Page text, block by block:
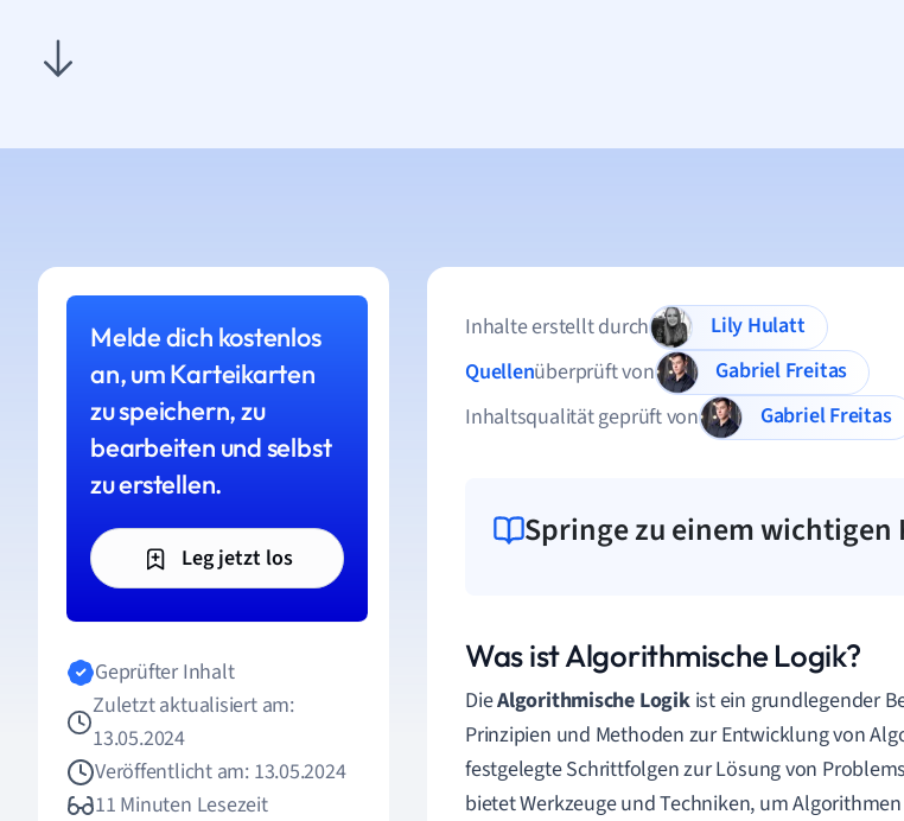
Melde dich kostenlos
an, um Karteikarten
zu speichern, zu
bearbeiten und selbst
zu erstellen.
Leg jetzt los
Geprüfter Inhalt
Zuletzt aktualisiert am:
13.05.2024
Veröffentlicht am: 13.05.2024
11 Minuten Lesezeit
Inhalte erstellt durch
Lily Hulatt
Quellenüberprüft von
Gabriel Freitas
Inhaltsqualität geprüft von
Gabriel Freitas
Springe zu einem wichtigen
Was ist Algorithmische Logik?
DieAlgorithmische Logikist ein grundlegender
Prinzipien und Methoden zur Entwicklung von
festgelegte Schrittfolgen zur Lösung von
bietet Werkzeuge und Techniken, um